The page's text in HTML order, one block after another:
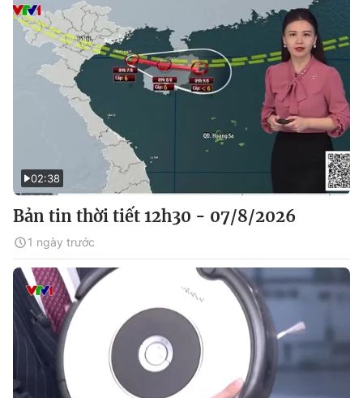
02:38
Bản tin thời tiết 12h30 - 07/8/2026
1 ngày trước